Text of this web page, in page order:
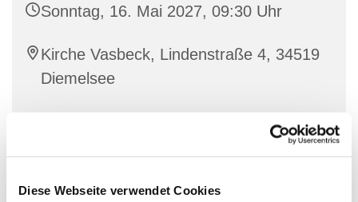
Diese Webseite verwendet Cookies
Sonntag, 16. Mai 2027, 09:30 Uhr
Kirche Vasbeck, Lindenstraße 4, 34519
Diemelsee